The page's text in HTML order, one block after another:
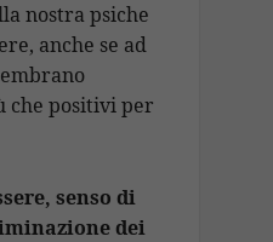
nostra psiche
anche se ad
che positivi per
senso di
dei